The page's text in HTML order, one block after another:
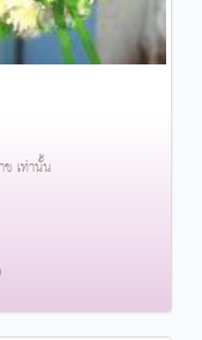
เท่านั้น